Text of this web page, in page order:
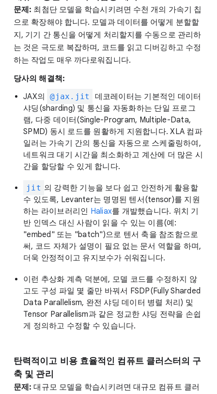
문제: 최첨단 모델을 학습시키려면 수천 개의 가속기 칩
으로 확장해야 합니다. 모델과 데이터를 어떻게 분할할
지, 기기 간 통신을 어떻게 처리할지를 수동으로 관리하
는 것은 극도로 복잡하며, 코드를 읽고 디버깅하고 수정
하는 작업도 매우 까다로워집니다.
당사의 해결책:
JAX의
@jax.jit
데코레이터는 기본적인 데이터
샤딩(sharding) 및 통신을 자동화하는 단일 프로그
램, 다중 데이터(Single-Program, Multiple-Data,
SPMD) 동시 로드를 원활하게 지원합니다. XLA 컴파
일러는 가속기 간의 통신을 자동으로 스케줄링하여,
네트워크 대기 시간을 최소화하고 계산에 더 많은 시
간을 할당할 수 있게 합니다.
jit 의 강력한 기능을 보다 쉽고 안전하게 활용할
수 있도록, Levanter는 명명된 텐서(tensor)를 지원
하는 라이브러리인 Haliax를 개발했습니다. 위치 기
반 인덱스 대신 사람이 읽을 수 있는 이름(예:
"embed" 또는 "batch")으로 텐서 축을 참조함으로
써, 코드 자체가 설명이 필요 없는 문서 역할을 하며,
더욱 안정적이고 유지보수가 쉬워집니다.
이런 추상화 계측 덕분에, 모델 코드를 수정하지 않
고도 구성 파일 몇 줄만 바꿔서 FSDP(Fully Sharded
Data Parallelism, 완전 샤딩 데이터 병렬 처리) 및
Tensor Parallelism과 같은 정교한 샤딩 전략을 손쉽
게 정의하고 수정할 수 있습니다.
탄력적이고 비용 효율적인 컴퓨트 클러스터의 구
축 및 관리
문제: 대규모 모델을 학습시키려면 대규모 컴퓨트 클러